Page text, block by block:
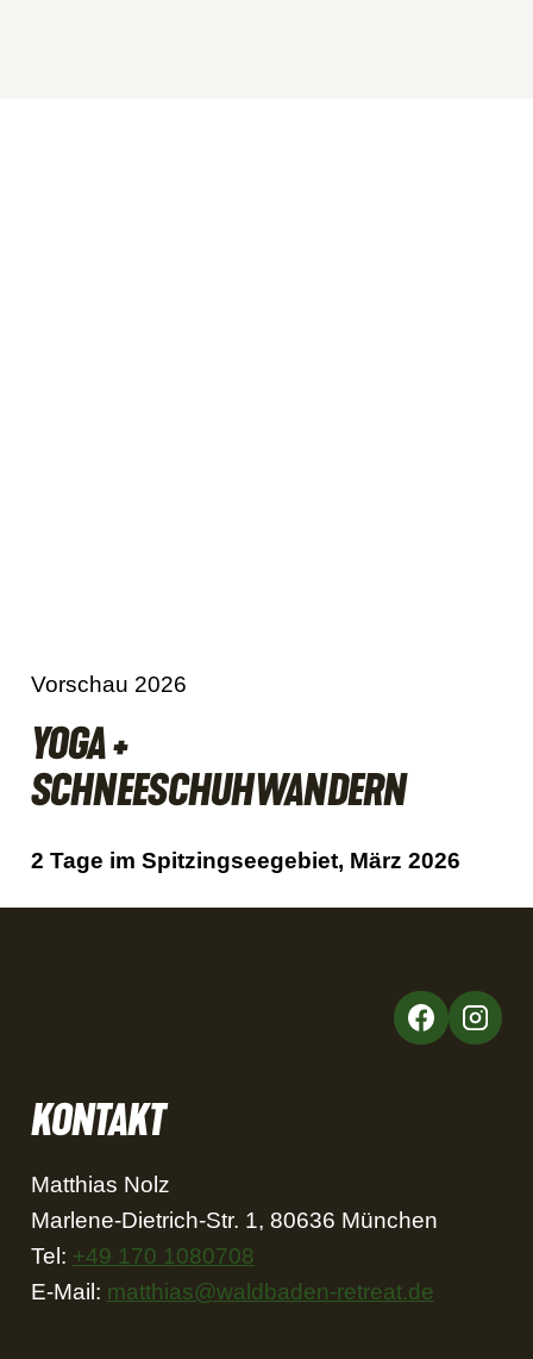
Vorschau 2026
YOGA +
SCHNEESCHUHWANDERN
2 Tage im Spitzingseegebiet, März 2026
KONTAKT
Matthias Nolz
Marlene-Dietrich-Str. 1, 80636 München
Tel: +49 170 1080708
E-Mail: matthias@waldbaden-retreat.de